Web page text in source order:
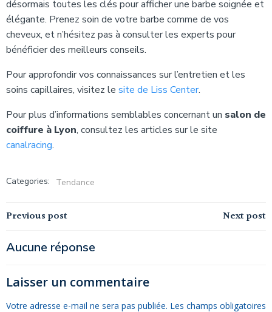
désormais toutes les clés pour afficher une barbe soignée et
élégante. Prenez soin de votre barbe comme de vos
cheveux, et n’hésitez pas à consulter les experts pour
bénéficier des meilleurs conseils.
Pour approfondir vos connaissances sur l’entretien et les
soins capillaires, visitez le site de Liss Center.
Pour plus d’informations semblables concernant un salon de
coiffure à Lyon, consultez les articles sur le site
canalracing.
Categories: Tendance
Navigation
de
l’article
Previous post Navigation
l’article
Next post
Aucune réponse
Laisser un commentaire
Votre adresse e-mail ne sera pas publiée. Les champs obligatoires